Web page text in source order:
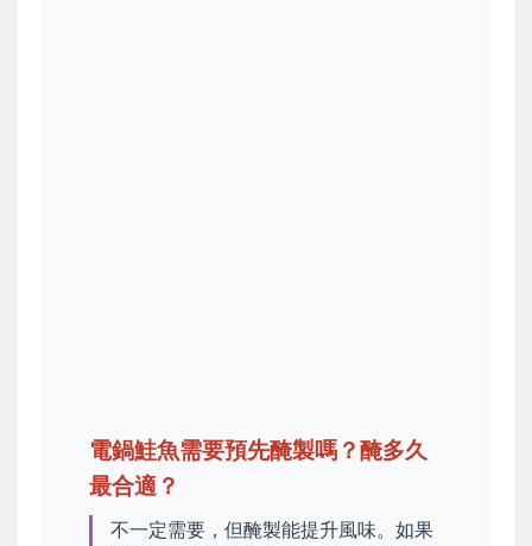
電鍋鮭魚需要預先醃製嗎？醃多久
最合適？
不一定需要，但醃製能提升風味。如果